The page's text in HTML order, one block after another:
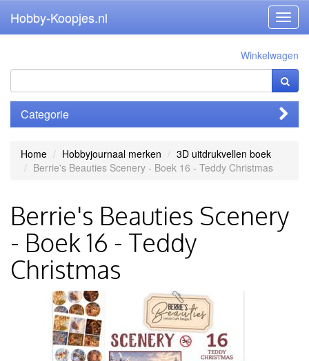
Hobby-Koopjes.nl
Winkelwagen
Categorie
Home Hobbyjournaal merken
3D uitdrukvellen boek
Berrie's Beauties Scenery - Boek 16 - Teddy Christmas
Berrie's Beauties Scenery
- Boek 16 - Teddy
Christmas